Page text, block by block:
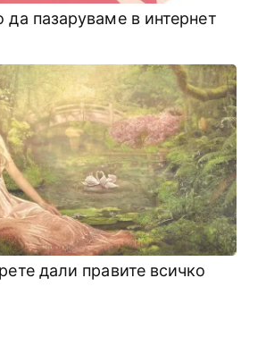
да пазаруваме в интернет
дали правите всичко